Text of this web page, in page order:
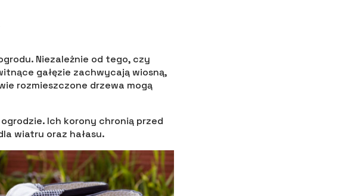
Niezależnie od tego, czy
gałęzie zachwycają wiosną,
rozmieszczone drzewa mogą
Ich korony chronią przed
wiatru oraz hałasu.